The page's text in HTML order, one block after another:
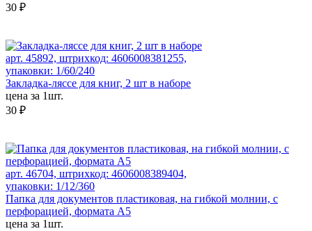
30 ₽
арт. 45892, штрихкод: 4606008381255,
упаковки: 1/60/240
Закладка-ляссе для книг, 2 шт в наборе
цена за 1шт.
30 ₽
арт. 46704, штрихкод: 4606008389404,
упаковки: 1/12/360
Папка для документов пластиковая, на гибкой молнии, с
перфорацией, формата А5
цена за 1шт.